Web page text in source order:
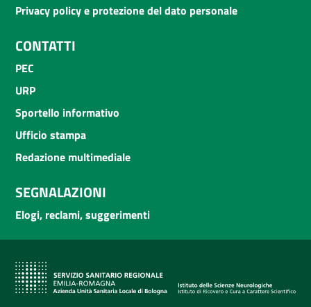
Privacy policy e protezione del dato personale
CONTATTI
PEC
URP
Sportello informativo
Ufficio stampa
Redazione multimediale
SEGNALAZIONI
Elogi, reclami, suggerimenti